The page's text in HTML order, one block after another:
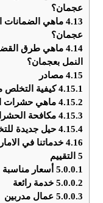
عجمان؟
4.13 ماهي الضمانات
عجمان؟
4.14 ماهي طرق
النمل بعجمان؟
4.15 مصادر
4.15.1كيفية
4.15.2 ماهي حشرات
4.15.3 مكافحة
4.15.4 حيل جديدة
4.16 خدماتنا في
5 التقييم
5.0.0.1 أسعار مناسبة
5.0.0.2 خدمة رائعة
5.0.0.3 عمال مدربين